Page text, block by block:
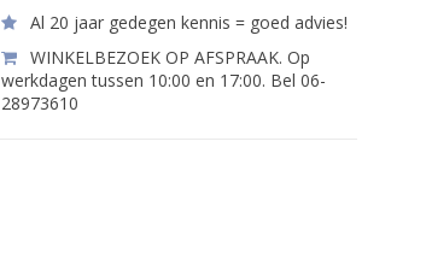
Al 20 jaar gedegen kennis = goed advies!
WINKELBEZOEK OP AFSPRAAK. Op
werkdagen tussen 10:00 en 17:00. Bel 06-
28973610